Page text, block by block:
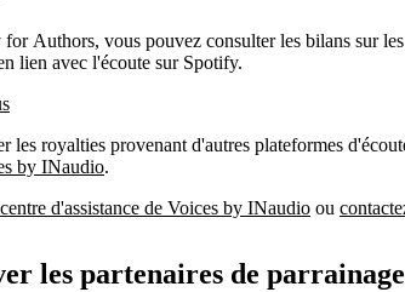
Authors, vous pouvez consulter les bilans sur
lien avec l'écoute sur Spotify.
les royalties provenant d'autres plateformes
by INaudio.
d'assistance de Voices by INaudio ou
les partenaires de parrainage